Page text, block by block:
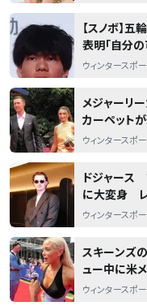
【スノボ】
表明「自分
ウィンタースポ
メジャーリ
カーペット
ガールフレ
ウィンタースポ
ドジャース
に大変身 レ
なし パヘス
ウィンタースポ
スキーンズ
ュー中に米
カ月前くら
ウィンタースポ